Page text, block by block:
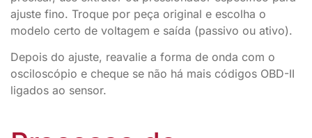
ajuste fino. Troque por peça original e escolha o
modelo certo de voltagem e saída (passivo ou ativo).
Depois do ajuste, reavalie a forma de onda com o
osciloscópio e cheque se não há mais códigos OBD-II
ligados ao sensor.